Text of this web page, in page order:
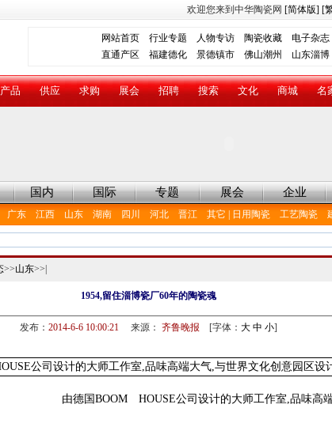
欢迎您来到中华陶瓷网 [简体版] [
网站首页 行业专题 人物专访 陶瓷收藏 电子杂志
直通产区 福建德化 景德镇市 佛山潮州 山东淄博
产品 供应 求购 展会 招聘 搜索 文化 商城 名
国内 国际 专题 展会 企业
广东 江西 山东 湖南 四川 河北 晋江 其它 日用陶瓷 工艺陶瓷
>>山东>>|
1954,留住淄博瓷厂60年的陶瓷魂
发布： 2014-6-6 10:00:21来源： 齐鲁晚报 [字体： 大 中 小]
公司设计的大师工作室,品味高端大气,与